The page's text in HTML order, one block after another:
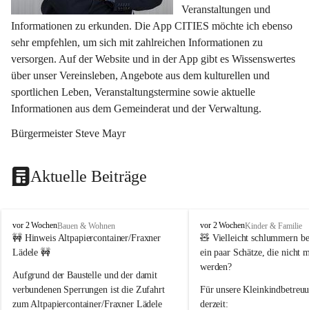
Veranstaltungen und
Informationen zu erkunden. Die App CITIES möchte ich ebenso
sehr empfehlen, um sich mit zahlreichen Informationen zu
versorgen. Auf der Website und in der App gibt es Wissenswertes
über unser Vereinsleben, Angebote aus dem kulturellen und
sportlichen Leben, Veranstaltungstermine sowie aktuelle
Informationen aus dem Gemeinderat und der Verwaltung.
Bürgermeister Steve Mayr
Aktuelle Beiträge
F
r
a
e
r
n
vor 2 WochenBauen & Wohnen
🚧 Hinweis Altpapiercontainer/Fraxner
Lädele 🚧
Aufgrund der Baustelle und der damit
verbundenen Sperrungen ist die Zufahrt
zum Altpapiercontainer/Fraxner Lädele
F
r
a
x
r
n
vor 2 WochenKinder & Familie
🧸 Vielleicht schlummern
ein paar Schätze, die nicht
werden?
Für unsere
derzeit: